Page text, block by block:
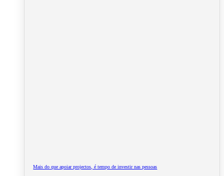
Mais do que apoiar projectos, é tempo de investir nas pessoas